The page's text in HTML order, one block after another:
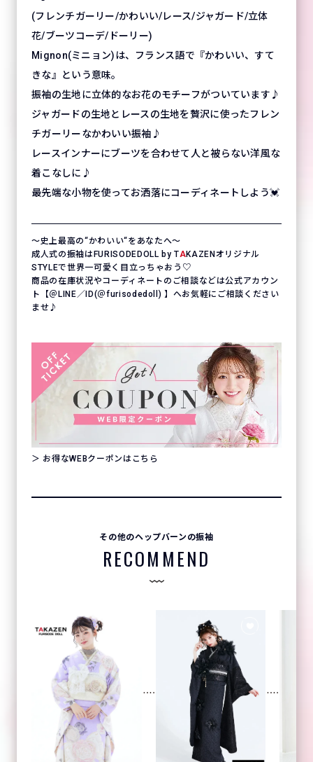
(フレンチガーリー/かわいい/レース/ジャガード/立体
花/ブーツコーデ/ドーリー)
Mignon(ミニョン)は、フランス語で『かわいい、すて
きな』という意味。
振袖の生地に立体的なお花のモチーフがついています♪
ジャガードの生地とレースの生地を贅沢に使ったフレン
チガーリーなかわいい振袖♪
レースインナーにブーツを合わせて人と被らない洋風な
着こなしに♪
最先端な小物を使ってお洒落にコーディネートしよう💓
〜史上最高の“かわいい“をあなたへ〜
成人式の振袖はFURISODEDOLL by TAKAZENオリジナル
STYLEで世界一可愛く目立っちゃおう♡
商品の在庫状況やコーディネートのご相談などは公式アカウン
ト【＠LINE／ID(＠furisodedoll) 】へお気軽にご相談ください
ませ♪
＞ お得なWEBクーポンはこちら
その他のヘップバーンの振袖
RECOMMEND